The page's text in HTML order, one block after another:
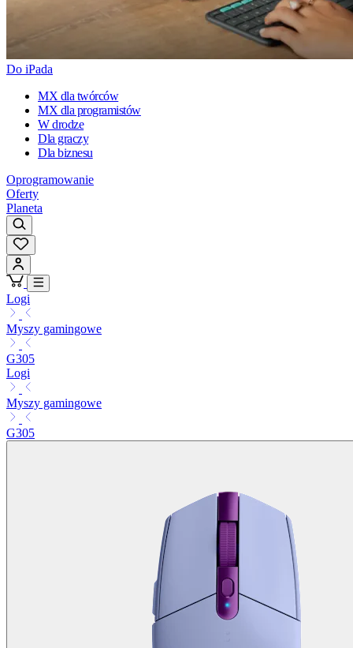
Do iPada
MX dla twórców
MX dla programistów
W drodze
Dla graczy
Dla biznesu
Oprogramowanie
Oferty
Planeta
Logi
Myszy gamingowe
G305
Logi
Myszy gamingowe
G305